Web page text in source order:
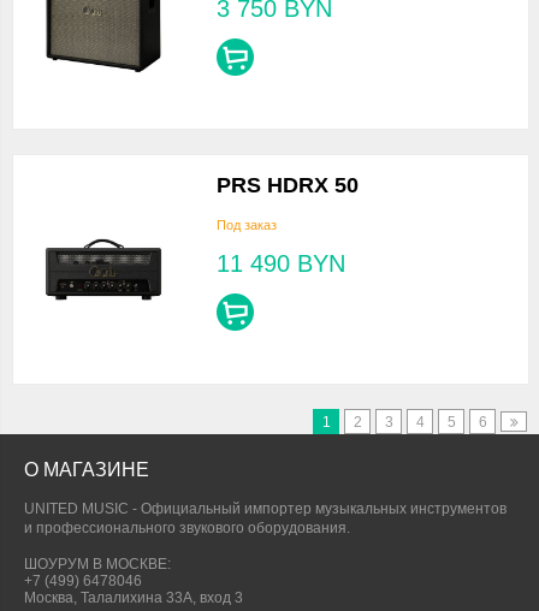
3 750 BYN
PRS HDRX 50
Под заказ
11 490 BYN
1 2 3 4 5 6
О МАГАЗИНЕ
UNITED MUSIC - Официальный импортер музыкальных инструментов
и профессионального звукового оборудования.
ШОУРУМ В МОСКВЕ:
+7 (499) 6478046
Москва, Талалихина 33А, вход 3